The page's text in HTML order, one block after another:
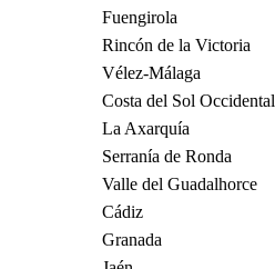
Fuengirola
Rincón de la Victoria
Vélez-Málaga
Costa del Sol Occidental
La Axarquía
Serranía de Ronda
Valle del Guadalhorce
Cádiz
Granada